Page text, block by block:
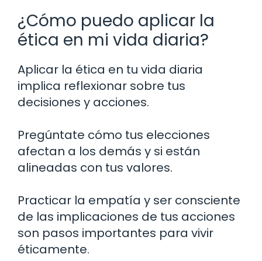
¿Cómo puedo aplicar la
ética en mi vida diaria?
Aplicar la ética en tu vida diaria
implica reflexionar sobre tus
decisiones y acciones.
Pregúntate cómo tus elecciones
afectan a los demás y si están
alineadas con tus valores.
Practicar la empatía y ser consciente
de las implicaciones de tus acciones
son pasos importantes para vivir
éticamente.